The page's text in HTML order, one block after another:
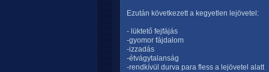
Ezután következett a kegyetlen lejövetel:
- lüktető fejfájás
-gyomor fájdalom
-izzadás
-étvágytalanság
-rendkívül durva para fless a lejövetel alatt